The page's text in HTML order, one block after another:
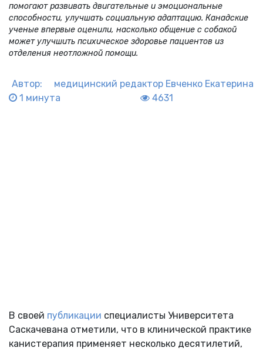
помогают развивать двигательные и эмоциональные
способности, улучшать социальную адаптацию. Канадские
ученые впервые оценили, насколько общение с собакой
может улучшить психическое здоровье пациентов из
отделения неотложной помощи.
Автор: медицинский редактор Евченко Екатерина
1 минута
4631
В своей публикации специалисты Университета
Саскачевана отметили, что в клинической практике
канистерапия применяет несколько десятилетий,